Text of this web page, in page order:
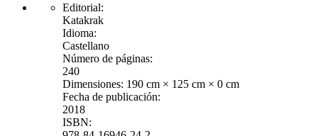
Editorial:
Katakrak
Idioma:
Castellano
Número de páginas:
240
Dimensiones: 190 cm × 125 cm × 0 cm
Fecha de publicación:
2018
ISBN: